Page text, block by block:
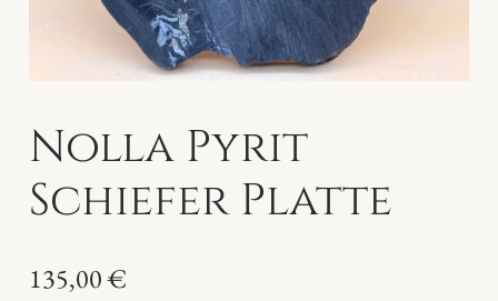
Nolla Pyrit
Schiefer Platte
135,00€